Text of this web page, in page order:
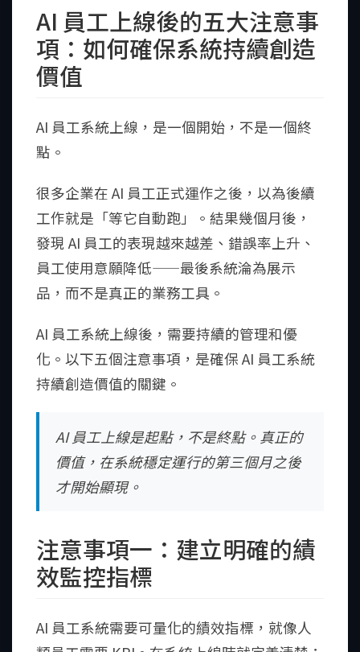
AI 員工上線後的五大注意事
項：如何確保系統持續創造
價值
AI 員工系統上線，是一個開始，不是一個終
點。
很多企業在 AI 員工正式運作之後，以為後續
工作就是「等它自動跑」。結果幾個月後，
發現 AI 員工的表現越來越差、錯誤率上升、
員工使用意願降低——最後系統淪為展示
品，而不是真正的業務工具。
AI 員工系統上線後，需要持續的管理和優
化。以下五個注意事項，是確保 AI 員工系統
持續創造價值的關鍵。
AI 員工上線是起點，不是終點。真正的
價值，在系統穩定運行的第三個月之後
才開始顯現。
注意事項一：建立明確的績
效監控指標
AI 員工系統需要可量化的績效指標，就像人